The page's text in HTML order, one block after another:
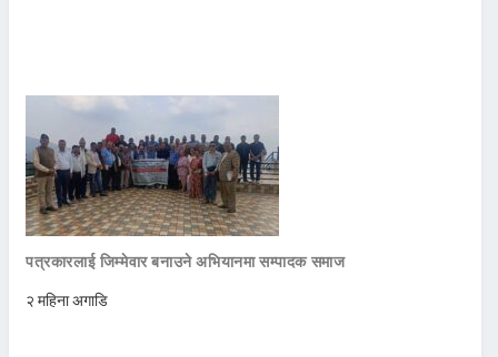
पत्रकारलाई जिम्मेवार बनाउने अभियानमा सम्पादक समाज
२ महिना अगाडि